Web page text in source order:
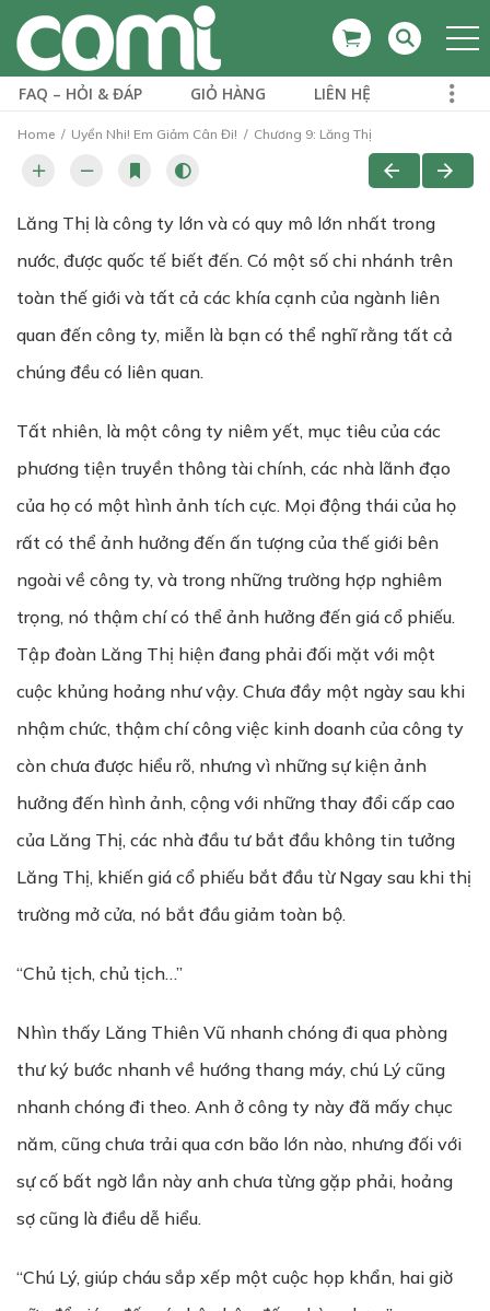
FAQ – HỎI & ĐÁP GIỎ HÀNG LIÊN HỆ
Home Uyển Nhi! Em Giảm Cân Đi! Chương 9: Lăng Thị
Lăng Thị là công ty lớn và có quy mô lớn nhất trong
nước, được quốc tế biết đến. Có một số chi nhánh trên
toàn thế giới và tất cả các khía cạnh của ngành liên
quan đến công ty, miễn là bạn có thể nghĩ rằng tất cả
chúng đều có liên quan.
Tất nhiên, là một công ty niêm yết, mục tiêu của các
phương tiện truyền thông tài chính, các nhà lãnh đạo
của họ có một hình ảnh tích cực. Mọi động thái của họ
rất có thể ảnh hưởng đến ấn tượng của thế giới bên
ngoài về công ty, và trong những trường hợp nghiêm
trọng, nó thậm chí có thể ảnh hưởng đến giá cổ phiếu.
Tập đoàn Lăng Thị hiện đang phải đối mặt với một
cuộc khủng hoảng như vậy. Chưa đầy một ngày sau khi
nhậm chức, thậm chí công việc kinh doanh của công ty
còn chưa được hiểu rõ, nhưng vì những sự kiện ảnh
hưởng đến hình ảnh, cộng với những thay đổi cấp cao
của Lăng Thị, các nhà đầu tư bắt đầu không tin tưởng
Lăng Thị, khiến giá cổ phiếu bắt đầu từ Ngay sau khi thị
trường mở cửa, nó bắt đầu giảm toàn bộ.
“Chủ tịch, chủ tịch…”
Nhìn thấy Lăng Thiên Vũ nhanh chóng đi qua phòng
thư ký bước nhanh về hướng thang máy, chú Lý cũng
nhanh chóng đi theo. Anh ở công ty này đã mấy chục
năm, cũng chưa trải qua cơn bão lớn nào, nhưng đối với
sự cố bất ngờ lần này anh chưa từng gặp phải, hoảng
sợ cũng là điều dễ hiểu.
“Chú Lý, giúp cháu sắp xếp một cuộc họp khẩn, hai giờ